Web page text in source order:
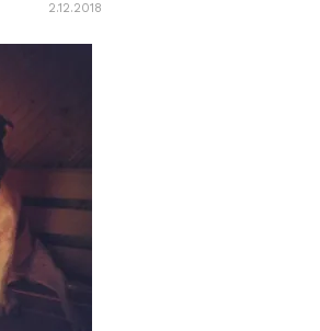
2.12.2018